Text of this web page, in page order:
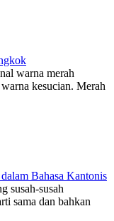
warna merah
kesucian. Merah
Bahasa Kantonis
susah-susah
sama dan bahkan